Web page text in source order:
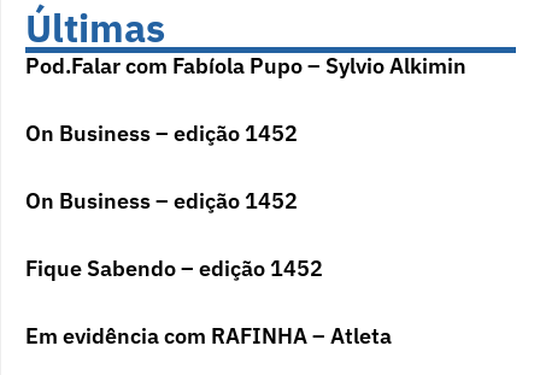
Últimas
Pod.Falar com Fabíola Pupo – Sylvio Alkimin
On Business – edição 1452
On Business – edição 1452
Fique Sabendo – edição 1452
Em evidência com RAFINHA – Atleta